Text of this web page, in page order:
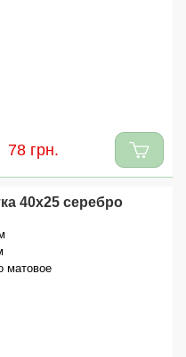
78 грн.
40x25 серебро
матовое